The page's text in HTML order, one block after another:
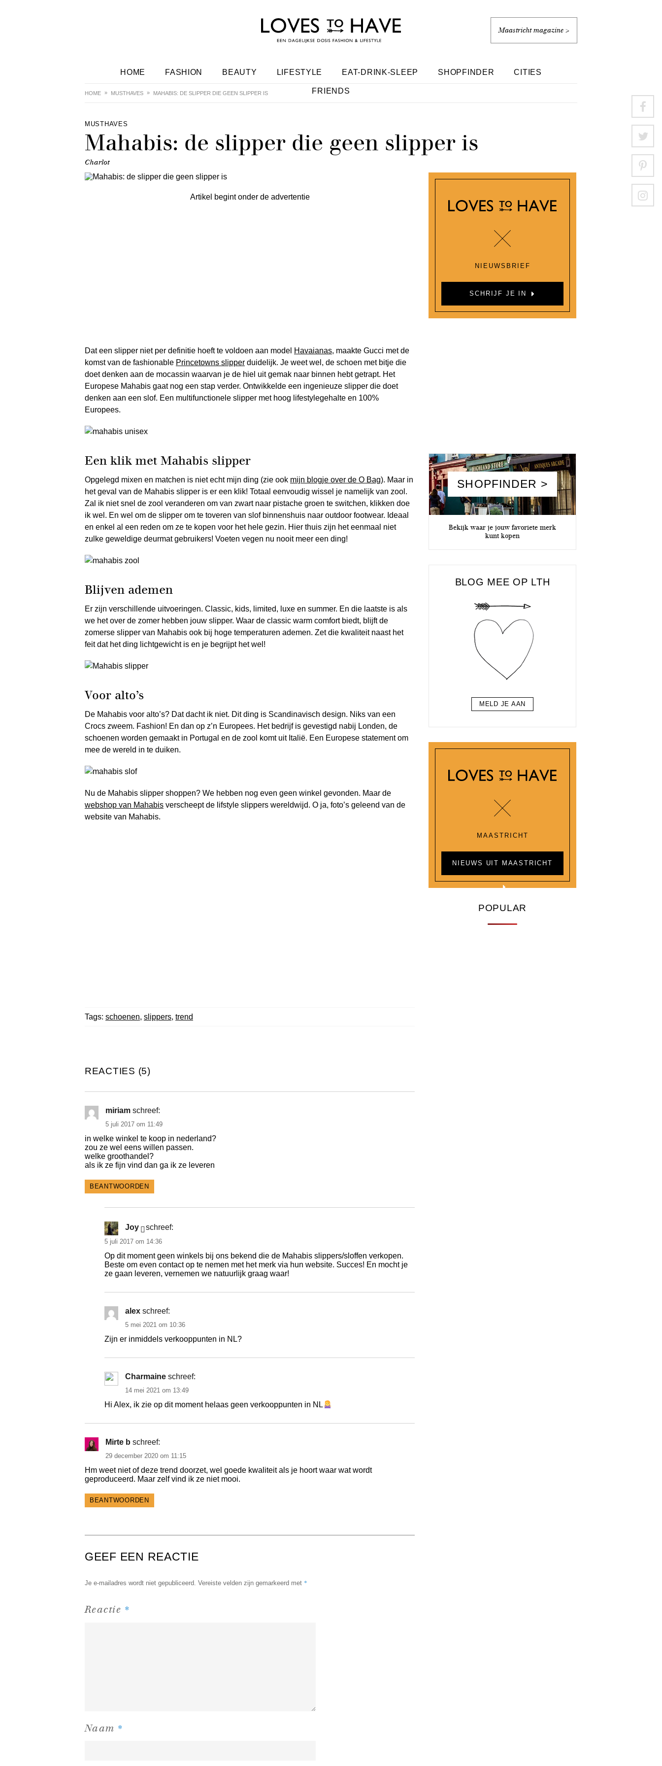
Maastricht magazine >
HOME FASHION BEAUTY LIFESTYLE EAT-DRINK-SLEEP SHOPFINDER CITIES
FRIENDS
HOME MUSTHAVES MAHABIS: DE SLIPPER DIE GEEN SLIPPER IS
MUSTHAVES
Mahabis: de slipper die geen slipper is
Charlot
Artikel begint onder de advertentie
Dat een slipper niet per definitie hoeft te voldoen aan model Havaianas, maakte Gucci met de
komst van de fashionable Princetowns slipper duidelijk. Je weet wel, de schoen met bitje die
doet denken aan de mocassin waarvan je de hiel uit gemak naar binnen hebt getrapt. Het
Europese Mahabis gaat nog een stap verder. Ontwikkelde een ingenieuze slipper die doet
denken aan een slof. Een multifunctionele slipper met hoog lifestylegehalte en 100%
Europees.
Een klik met Mahabis slipper
Opgelegd mixen en matchen is niet echt mijn ding (zie ook mijn blogje over de O Bag). Maar in
het geval van de Mahabis slipper is er een klik! Totaal eenvoudig wissel je namelijk van zool.
Zal ik niet snel de zool veranderen om van zwart naar pistache groen te switchen, klikken doe
ik wel. En wel om de slipper om te toveren van slof binnenshuis naar outdoor footwear. Ideaal
en enkel al een reden om ze te kopen voor het hele gezin. Hier thuis zijn het eenmaal niet
zulke geweldige deurmat gebruikers! Voeten vegen nu nooit meer een ding!
Blijven ademen
Er zijn verschillende uitvoeringen. Classic, kids, limited, luxe en summer. En die laatste is als
we het over de zomer hebben jouw slipper. Waar de classic warm comfort biedt, blijft de
zomerse slipper van Mahabis ook bij hoge temperaturen ademen. Zet die kwaliteit naast het
feit dat het ding lichtgewicht is en je begrijpt het wel!
Voor alto’s
De Mahabis voor alto’s? Dat dacht ik niet. Dit ding is Scandinavisch design. Niks van een
Crocs zweem. Fashion! En dan op z’n Europees. Het bedrijf is gevestigd nabij Londen, de
schoenen worden gemaakt in Portugal en de zool komt uit Italië. Een Europese statement om
mee de wereld in te duiken.
Nu de Mahabis slipper shoppen? We hebben nog even geen winkel gevonden. Maar de
webshop van Mahabis verscheept de lifstyle slippers wereldwijd. O ja, foto’s geleend van de
website van Mahabis.
Tags: schoenen, slippers, trend
REACTIES (5)
miriam schreef:
5 juli 2017 om 11:49
in welke winkel te koop in nederland?
zou ze wel eens willen passen.
welke groothandel?
als ik ze fijn vind dan ga ik ze leveren
BEANTWOORDEN
Joy schreef:
5 juli 2017 om 14:36
Op dit moment geen winkels bij ons bekend die de Mahabis slippers/sloffen verkopen.
Beste om even contact op te nemen met het merk via hun website. Succes! En mocht je
ze gaan leveren, vernemen we natuurlijk graag waar!
alex schreef:
5 mei 2021 om 10:36
Zijn er inmiddels verkooppunten in NL?
Charmaine schreef:
14 mei 2021 om 13:49
Hi Alex, ik zie op dit moment helaas geen verkooppunten in NL
Mirte b schreef:
29 december 2020 om 11:15
Hm weet niet of deze trend doorzet, wel goede kwaliteit als je hoort waar wat wordt
geproduceerd. Maar zelf vind ik ze niet mooi.
BEANTWOORDEN
GEEF EEN REACTIE
Je e-mailadres wordt niet gepubliceerd. Vereiste velden zijn gemarkeerd met *
Reactie *
Naam *
NIEUWSBRIEF
SCHRIJF JE IN
SHOPFINDER >
Bekijk waar je jouw favoriete merk
kunt kopen
BLOG MEE OP LTH
MELD JE AAN
MAASTRICHT
NIEUWS UIT MAASTRICHT
POPULAR